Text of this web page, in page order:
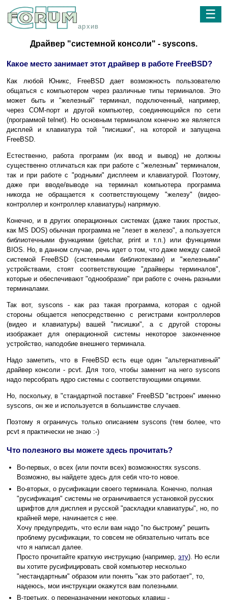
архив
☰
Драйвер "системной консоли" - syscons.
Какое место занимает этот драйвер в работе FreeBSD?
Как любой Юникс, FreeBSD дает возможность пользователю
общаться с компьютером через различные типы терминалов. Это
может быть и "железный" терминал, подключенный, например,
через COM-порт и другой компьютер, соединяющийся по сети
(программой telnet). Но основным терминалом конечно же является
дисплей и клавиатура той "писишки", на которой и запущена
FreeBSD.
Естественно, работа программ (их ввод и вывод) не должны
существенно отличаться как при работе с "железным" терминалом,
так и при работе с "родными" дисплеем и клавиатурой. Поэтому,
даже при вводе/выводе на терминал компьютера программа
никогда не обращается к соответствующему "железу" (видео-
контроллер и контроллер клавиатуры) напрямую.
Конечно, и в других операционных системах (даже таких простых,
как MS DOS) обычная программа не "лезет в железо", а пользуется
библиотечными функциями (getchar, print и т.п.) или функциями
BIOS. Но, в данном случае, речь идет о том, что даже между самой
системой FreeBSD (системными библиотеками) и "железными"
устройствами, стоят соответствующие "драйверы терминалов",
которые и обеспечивают "однообразие" при работе с очень разными
терминалами.
Так вот, syscons - как раз такая программа, которая с одной
стороны общается непосредственно с регистрами контроллеров
(видео и клавиатуры) вашей "писишки", а с другой стороны
изображает для операционной системы некоторое законченное
устройство, наподобие внешнего терминала.
Надо заметить, что в FreeBSD есть еще один "альтернативный"
драйвер консоли - pcvt. Для того, чтобы заменит на него syscons
надо персобрать ядро системы с соответствующими опциями.
Но, поскольку, в "стандартной поставке" FreeBSD "встроен" именно
syscons, он же и используется в большинстве случаев.
Поэтому я ограничусь только описанием syscons (тем более, что
pcvt я практически не знаю :-)
Что полезного вы можете здесь прочитать?
Во-первых, о всех (или почти всех) возможностях syscons.
Возможно, вы найдете здесь для себя что-то новое.
Во-вторых, о русификации своего терминала. Конечно, полная
"русификация" системы не ограничивается установкой русских
шрифтов для дисплея и русской "раскладки клавиатуры", но, по
крайней мере, начинается с нее.
Хочу предупредить, что если вам надо "по быстрому" решить
проблему русификации, то совсем не обязательно читать все
что я написал далее.
Просто прочитайте краткую инструкцию (например, эту). Но если
вы хотите русифицировать свой компьютер несколько
"нестандартным" образом или понять "как это работает", то,
надеюсь, мои инструкции окажутся вам полезными.
В-третьих, о переназначении некоторых клавиш -